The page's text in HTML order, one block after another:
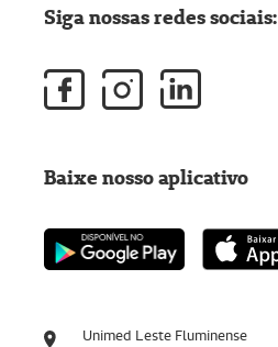
Unimed Leste Fluminense
Siga nossas redes sociais:
Baixe nosso aplicativo